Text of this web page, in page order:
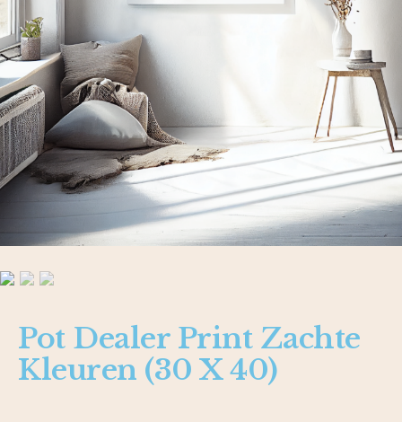
Pot Dealer Print Zachte
Kleuren (30 X 40)